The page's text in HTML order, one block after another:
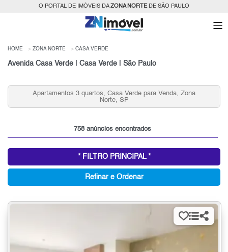
O PORTAL DE IMÓVEIS DAZONA NORTEDE SÃO PAULO
HOME ZONA NORTE CASA VERDE
Avenida Casa Verde | Casa Verde | São Paulo
3 quartos, Casa Verde para Venda, Zona
758 anúncios encontrados
* FILTRO PRINCIPAL *
Refinar e Ordenar